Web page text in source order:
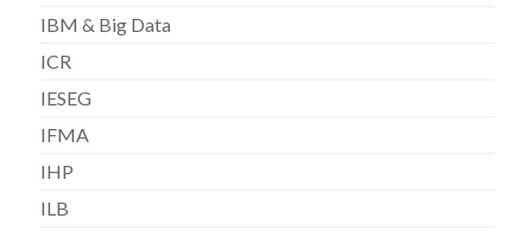
IBM & Big Data
ICR
IESEG
IFMA
IHP
ILB